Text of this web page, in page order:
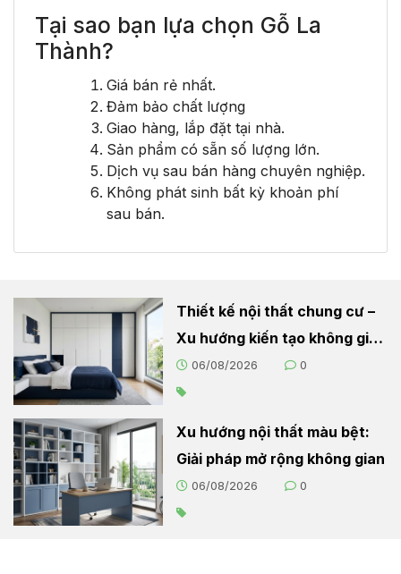
Tại sao bạn lựa chọn Gỗ La
Thành?
Giá bán rẻ nhất.
Đảm bảo chất lượng
Giao hàng, lắp đặt tại nhà.
Sản phẩm có sẵn số lượng lớn.
Dịch vụ sau bán hàng chuyên nghiệp.
Không phát sinh bất kỳ khoản phí
sau bán.
Thiết kế nội thất chung cư –
Xu hướng kiến tạo không gian
sống hiện đại
06/08/2026 0
Xu hướng nội thất màu bệt:
Giải pháp mở rộng không gian
06/08/2026 0